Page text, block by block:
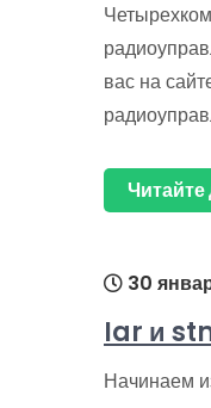
вас на
Читайте
30
Iar и
Начинаем